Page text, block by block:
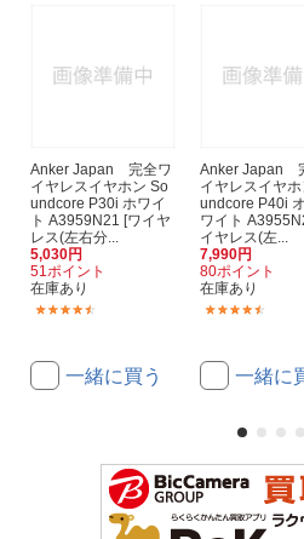
Anker Japan 完全ワ
イヤレスイヤホン So
undcore P30i ホワイ
ト A3959N21 [ワイヤ
レス(左右分...
5,030円
51ポイント
在庫あり
一緒に買う
Anker Japan
イヤレスイヤ
undcore P40i
ワイト
イヤレス(左...
7,990円
80ポイント
在庫あり
一緒に